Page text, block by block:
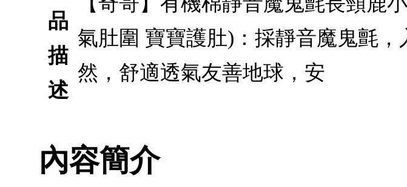
品
描
述
氣肚圍 寶寶護肚)：採靜音魔鬼氈
然，舒適透氣友善地球，安
內容簡介